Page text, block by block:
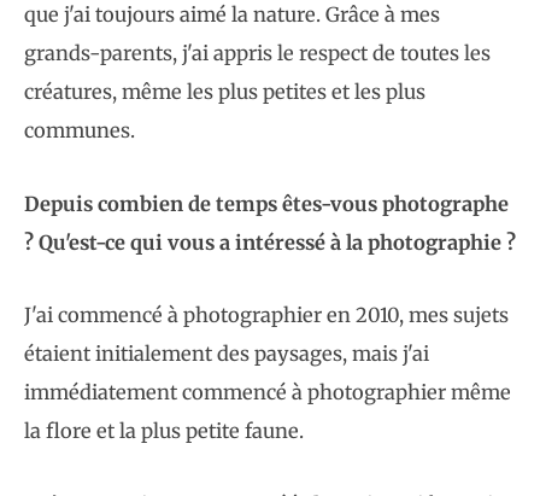
que j'ai toujours aimé la nature. Grâce à mes
grands-parents, j'ai appris le respect de toutes les
créatures, même les plus petites et les plus
communes.
Depuis combien de temps êtes-vous photographe
? Qu'est-ce qui vous a intéressé à la photographie ?
J'ai commencé à photographier en 2010, mes sujets
étaient initialement des paysages, mais j'ai
immédiatement commencé à photographier même
la flore et la plus petite faune.